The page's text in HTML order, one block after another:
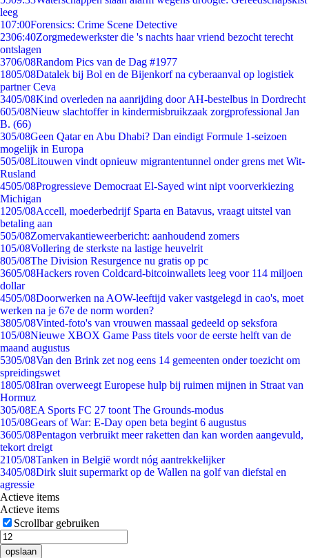
leeg
107:00Forensics: Crime Scene Detective
2306:40Zorgmedewerkster die 's nachts haar vriend bezocht terecht
ontslagen
3706/08Random Pics van de Dag #1977
1805/08Datalek bij Bol en de Bijenkorf na cyberaanval op logistiek
partner Ceva
3405/08Kind overleden na aanrijding door AH-bestelbus in Dordrecht
605/08Nieuw slachtoffer in kindermisbruikzaak zorgprofessional Jan
B. (66)
305/08Geen Qatar en Abu Dhabi? Dan eindigt Formule 1-seizoen
mogelijk in Europa
505/08Litouwen vindt opnieuw migrantentunnel onder grens met Wit-
Rusland
4505/08Progressieve Democraat El-Sayed wint nipt voorverkiezing
Michigan
1205/08Accell, moederbedrijf Sparta en Batavus, vraagt uitstel van
betaling aan
505/08Zomervakantieweerbericht: aanhoudend zomers
105/08Vollering de sterkste na lastige heuvelrit
805/08The Division Resurgence nu gratis op pc
3605/08Hackers roven Coldcard-bitcoinwallets leeg voor 114 miljoen
dollar
4505/08Doorwerken na AOW-leeftijd vaker vastgelegd in cao's, moet
werken na je 67e de norm worden?
3805/08Vinted-foto's van vrouwen massaal gedeeld op seksfora
105/08Nieuwe XBOX Game Pass titels voor de eerste helft van de
maand augustus
5305/08Van den Brink zet nog eens 14 gemeenten onder toezicht om
spreidingswet
1805/08Iran overweegt Europese hulp bij ruimen mijnen in Straat van
Hormuz
305/08EA Sports FC 27 toont The Grounds-modus
105/08Gears of War: E-Day open beta begint 6 augustus
3605/08Pentagon verbruikt meer raketten dan kan worden aangevuld,
tekort dreigt
2105/08Tanken in België wordt nóg aantrekkelijker
3405/08Dirk sluit supermarkt op de Wallen na golf van diefstal en
agressie
Actieve items
Actieve items
Scrollbar gebruiken
opslaan